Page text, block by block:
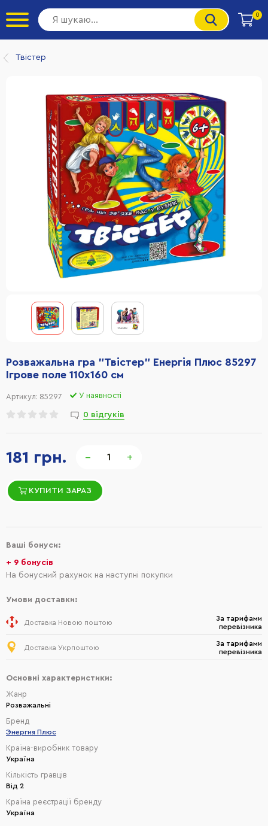
0
Твістер
181 грн. − +
КУПИТИ ЗАРАЗ
Розважальна гра "Твістер" Енергія Плюс 85297
Ігрове поле 110х160 см
Артикул: 85297 У наявності
0 відгуків
Ваші бонуси:
+ 9 бонусів
На бонусний рахунок на наступні покупки
Умови доставки:
Доставка Новою поштою
За тарифами
перевізника
Доставка Укрпоштою
За тарифами
перевізника
Основні характеристики:
Жанр
Розважальні
Бренд
Энергия Плюс
Країна-виробник товару
Україна
Кількість гравців
Від 2
Країна реєстрації бренду
Україна